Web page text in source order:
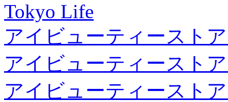
Tokyo Life
アイビューティースト
アイビューティースト
アイビューティースト